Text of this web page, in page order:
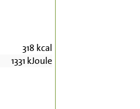
318 kcal
1331 kJoule